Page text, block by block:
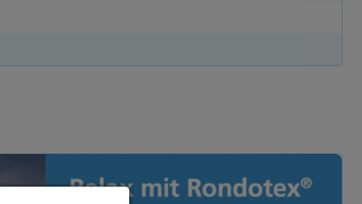
andere uns
die Verwendung
Cookies. Sie können